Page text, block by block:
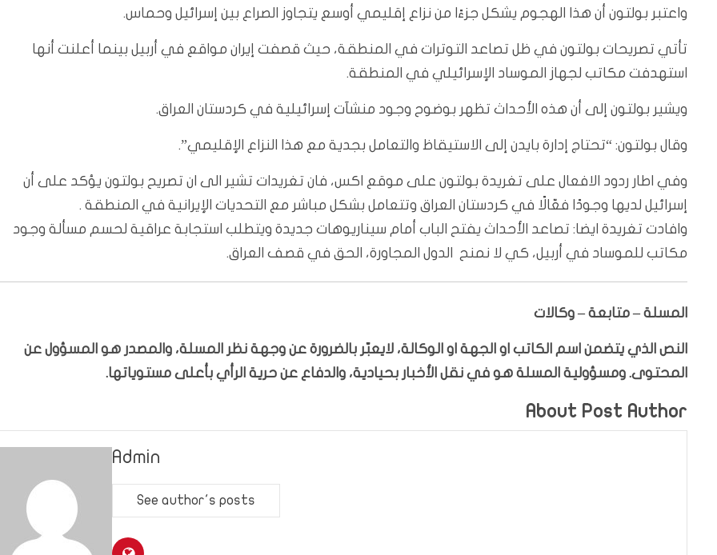
واعتبر بولتون أن هذا الهجوم يشكل جزءًا من نزاع إقليمي أوسع يتجاوز الصراع بين إسرائيل وحماس.
تأتي تصريحات بولتون في ظل تصاعد التوترات في المنطقة، حيث قصفت إيران مواقع في أربيل بينما أعلنت أنها
استهدفت مكاتب لجهاز الموساد الإسرائيلي في المنطقة.
ويشير بولتون إلى أن هذه الأحداث تظهر بوضوح وجود منشآت إسرائيلية في كردستان العراق.
وقال بولتون: “تحتاج إدارة بايدن إلى الاستيقاظ والتعامل بجدية مع هذا النزاع الإقليمي”.
وفي اطار ردود الافعال على تغريدة بولتون على موقع اكس، فان تغريدات تشير الى ان تصريح بولتون يؤكد على أن
إسرائيل لديها وجودًا فعّالًا في كردستان العراق وتتعامل بشكل مباشر مع التحديات الإيرانية في المنطقة .
وافادت تغريدة ايضا: تصاعد الأحداث يفتح الباب أمام سيناريوهات جديدة ويتطلب استجابة عراقية لحسم مسألة وجود
مكاتب للموساد في أربيل، كي لا نمنح الدول المجاورة، الحق في قصف العراق.
المسلة – متابعة – وكالات
النص الذي يتضمن اسم الكاتب او الجهة او الوكالة، لايعبّر بالضرورة عن وجهة نظر المسلة، والمصدر هو المسؤول عن
المحتوى. ومسؤولية المسلة هو في نقل الأخبار بحيادية، والدفاع عن حرية الرأي بأعلى مستوياتها.
About Post Author
Admin
See author's posts